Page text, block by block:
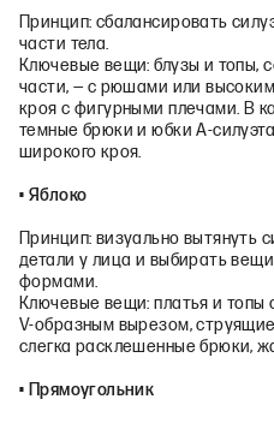
Принцип: сбалансировать
части тела.
Ключевые вещи: блузы и топы,
части, — с рюшами или
кроя с фигурными плечами. В
темные брюки и юбки
широкого кроя.
• Яблоко
Принцип: визуально вытянуть
детали у лица и выбирать
формами.
Ключевые вещи: платья и топы
V‑образным вырезом,
слегка расклешенные брюки,
• Прямоугольник